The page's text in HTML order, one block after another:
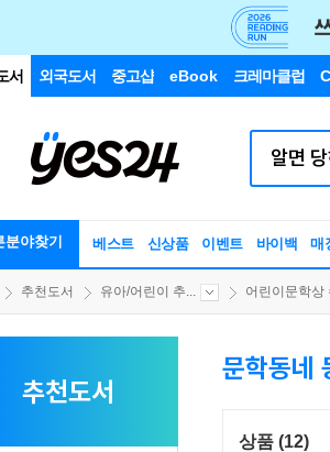
서 외국도서 중고샵 eBook 크레마클럽
분야찾기 베스트 신상품 이벤트 바이백 매
추천도서 유아/어린이 추... 어린이문학상
추천도서
문학동네
상품 (12)